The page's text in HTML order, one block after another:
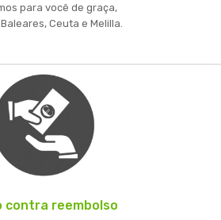
para você de graça,
Ceuta e Melilla.
contra reembolso